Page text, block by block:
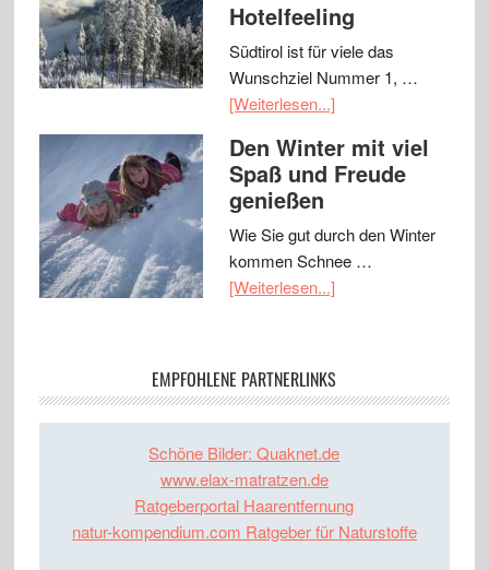
Hotelfeeling
Südtirol ist für viele das
Wunschziel Nummer 1, …
[Weiterlesen...]
Den Winter mit viel
Spaß und Freude
genießen
Wie Sie gut durch den Winter
kommen Schnee …
[Weiterlesen...]
EMPFOHLENE PARTNERLINKS
Schöne Bilder: Quaknet.de
www.elax-matratzen.de
Ratgeberportal Haarentfernung
natur-kompendium.com Ratgeber für Naturstoffe